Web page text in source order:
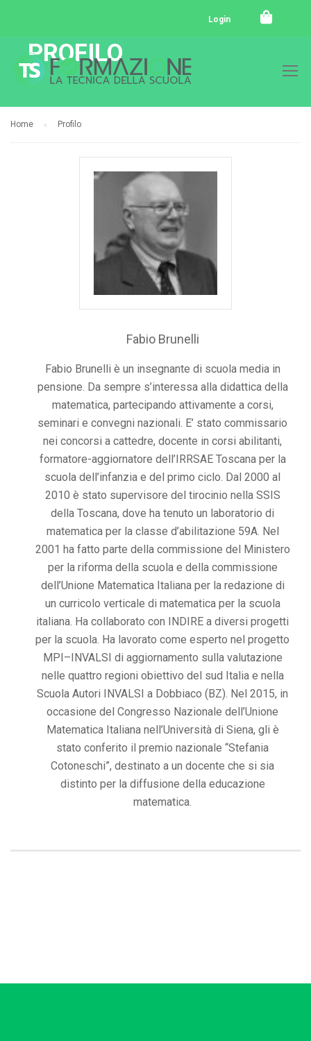
Login
PROFILO
Home Profilo
Fabio Brunelli
Fabio Brunelli è un insegnante di scuola media in
pensione. Da sempre s’interessa alla didattica della
matematica, partecipando attivamente a corsi,
seminari e convegni nazionali. E’ stato commissario
nei concorsi a cattedre, docente in corsi abilitanti,
formatore-aggiornatore dell’IRRSAE Toscana per la
scuola dell’infanzia e del primo ciclo. Dal 2000 al
2010 è stato supervisore del tirocinio nella SSIS
della Toscana, dove ha tenuto un laboratorio di
matematica per la classe d’abilitazione 59A. Nel
2001 ha fatto parte della commissione del Ministero
per la riforma della scuola e della commissione
dell’Unione Matematica Italiana per la redazione di
un curricolo verticale di matematica per la scuola
italiana. Ha collaborato con INDIRE a diversi progetti
per la scuola. Ha lavorato come esperto nel progetto
MPI–INVALSI di aggiornamento sulla valutazione
nelle quattro regioni obiettivo del sud Italia e nella
Scuola Autori INVALSI a Dobbiaco (BZ). Nel 2015, in
occasione del Congresso Nazionale dell’Unione
Matematica Italiana nell’Università di Siena, gli è
stato conferito il premio nazionale “Stefania
Cotoneschi”, destinato a un docente che si sia
distinto per la diffusione della educazione
matematica.